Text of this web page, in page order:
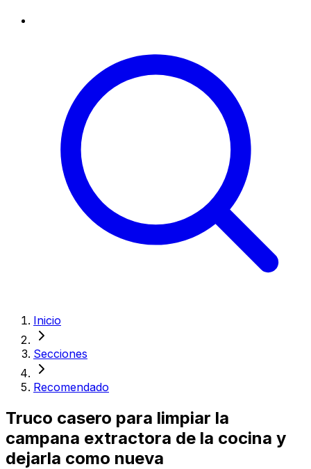
Inicio
Secciones
Recomendado
Truco casero para limpiar la
campana extractora de la cocina y
dejarla como nueva